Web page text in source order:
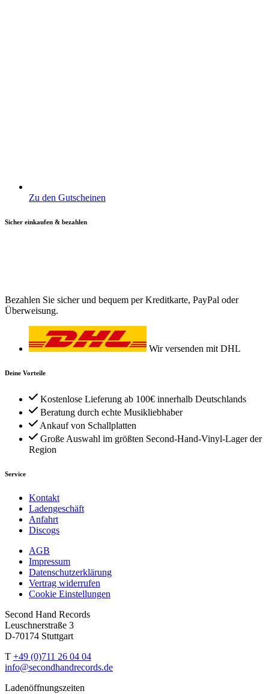
Zu den Gutscheinen
Sicher einkaufen & bezahlen
Bezahlen Sie sicher und bequem per Kreditkarte, PayPal oder
Überweisung.
Wir versenden mit DHL
Deine Vorteile
Kostenlose Lieferung ab 100€ innerhalb Deutschlands
Beratung durch echte Musikliebhaber
Ankauf von Schallplatten
Große Auswahl im größten Second-Hand-Vinyl-Lager der
Region
Service
Kontakt
Ladengeschäft
Anfahrt
Discogs
AGB
Impressum
Datenschutzerklärung
Vertrag widerrufen
Cookie Einstellungen
Second Hand Records
Leuschnerstraße 3
D-70174 Stuttgart
T +49 (0)711 26 04 04
info@secondhandrecords.de
Ladenöffnungszeiten